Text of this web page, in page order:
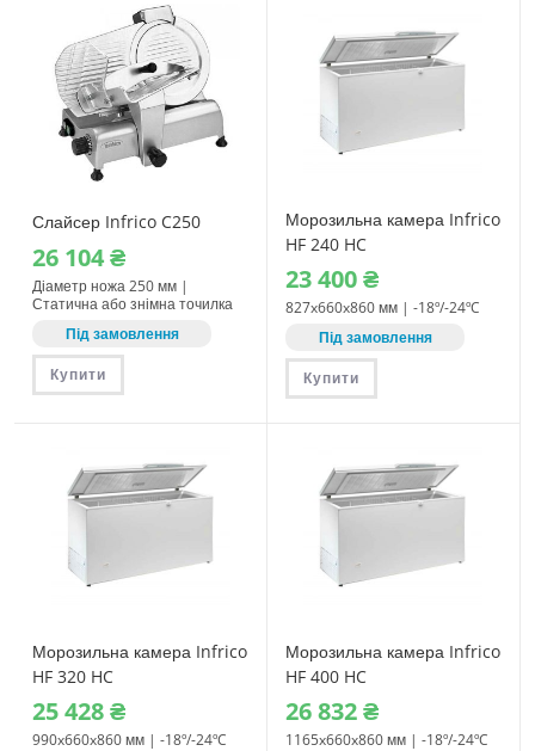
Слайсер Infrico C250
26‎ 104₴
Діаметр ножа 250 мм |
Статична або знімна точилка
Під замовлення
Купити
Морозильна камера Infrico
HF 240 HC
23‎ 400₴
827x660x860 мм | -18º/-24ºC
Під замовлення
Купити
Морозильна камера Infrico
HF 320 HC
25‎ 428₴
990x660x860 мм | -18º/-24ºC
Морозильна камера Infrico
HF 400 HC
26‎ 832₴
1165x660x860 мм | -18º/-24ºC